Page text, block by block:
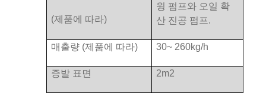
(제품에 따라)
윙 펌프와 오일 확
산 진공 펌프.
매출량 (제품에 따라) 30~ 260kg/h
증발 표면 2m2